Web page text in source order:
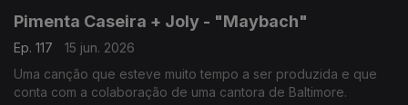
Pimenta Caseira + Joly - "Maybach"
Ep. 117
15 jun. 2026
Uma canção que esteve muito tempo a ser produzida e que
conta com a colaboração de uma cantora de Baltimore.